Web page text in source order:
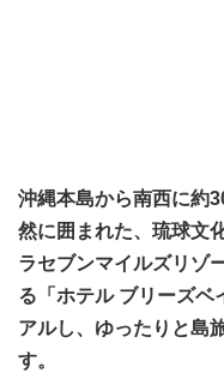
沖縄本島から南西に約
然に囲まれた、琉球文
ラセブンマイルズリゾ
る「ホテル ブリーズベ
アルし、ゆったりと島
す。